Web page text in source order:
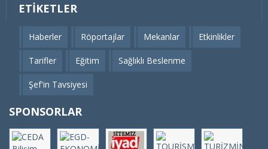
ETIKETLER
Haberler Röportajlar Mekanlar Etkinlikler
Tarifler Eğitim Sağlıklı Beslenme
Şef'in Tavsiyesi
SPONSORLAR